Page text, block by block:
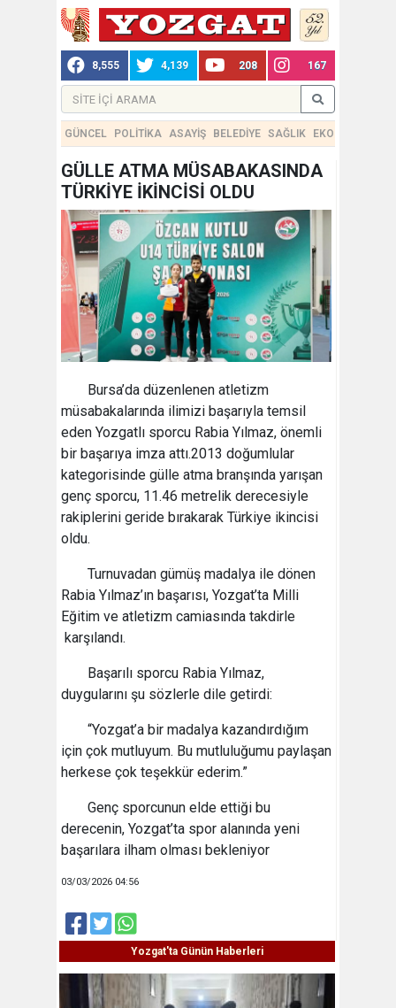
8,555 4,139 208 167
GÜNCEL POLİTİKA ASAYİŞ BELEDİYE SAĞLIK EKONOMİ
GÜLLE ATMA MÜSABAKASINDA
TÜRKİYE İKİNCİSİ OLDU
Bursa’da düzenlenen atletizm
müsabakalarında ilimizi başarıyla temsil
eden Yozgatlı sporcu Rabia Yılmaz, önemli
bir başarıya imza attı.2013 doğumlular
kategorisinde gülle atma branşında yarışan
genç sporcu, 11.46 metrelik derecesiyle
rakiplerini geride bırakarak Türkiye ikincisi
oldu.
Turnuvadan gümüş madalya ile dönen
Rabia Yılmaz’ın başarısı, Yozgat’ta Milli
Eğitim ve atletizm camiasında takdirle
karşılandı.
Başarılı sporcu Rabia Yılmaz,
duygularını şu sözlerle dile getirdi:
“Yozgat’a bir madalya kazandırdığım
için çok mutluyum. Bu mutluluğumu paylaşan
herkese çok teşekkür ederim.”
Genç sporcunun elde ettiği bu
derecenin, Yozgat’ta spor alanında yeni
başarılara ilham olması bekleniyor
03/03/2026 04:56
Yozgat'ta Günün Haberleri